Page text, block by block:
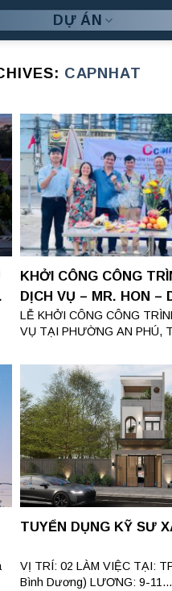
DỰ ÁN
CAPNHAT
KHỞI CÔNG CÔNG
DỊCH VỤ – MR. HON –
SING, P. AN PHÚ,
LỄ KHỞI CÔNG CÔNG
VỤ TẠI PHƯỜNG AN PHÚ,
TUYỂN DỤNG KỸ SƯ
VỊ TRÍ: 02 LÀM VIỆC TẠI:
Bình Dương) LƯƠNG: 9-11...